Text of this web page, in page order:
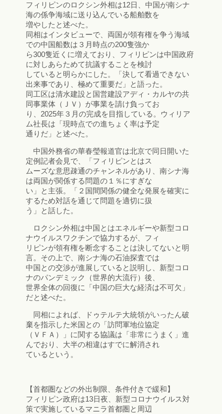
フィリピンのロクシン外相は12日、中国が南シナ
海の係争海域に送り込んでいる船舶数を
増やしたと述べた。
同相はインタビューで、両国が領有権を争う海域
での中国船数は３月時点の200隻強か
ら300隻近くに増えており、フィリピンは中国政府
に対しあらためて抗議することを検討
していると明らかにした。「決して看過できない
出来事であり、極めて重要だ」と語った。
同工区は清水建設と国営建設アディ・カルヤの共
同事業体（ＪＶ）が事業を請け負ってお
り、2025年３月の完成を目指している。ウィリア
ム社長は「現時点での進ちょく率は予定
通りだ」と述べた。
中国外務省の華春瑩報道官は北京で同日開いた
定例記者会見で、「フィリピンとはス
ムーズな意思疎通のチャンネルがあり、南シナ海
は両国が関係する問題の１％にすぎな
い」と主張。「２国間関係の健全な発展を確実に
するため対話を通じて問題を適切に扱
う」と話した。
ロクシン外相は中国とはエネルギーや新型コロ
ナウイルスワクチンで協力するが、フィ
リピンが領有権を断念することは決してないと明
言。その上で、南シナ海の石油探査では
中国との交渉が進展していると説明し、新型コロ
ナのパンデミック（世界的大流行）後、
世界全体の回復に「中国の巨大な経済は不可欠」
だと述べた。
同相によれば、ドゥテルテ大統領がいったん破
棄を指示した米国との「訪問軍地位協定
（ＶＦＡ）」に関する協議は「非常にうまく」進
んでおり、大半の相違はすでに解消され
ているという。
【首都圏などの外出制限、条件付きで緩和】
フィリピン政府は13日夜、新型コロナウイルス対
策で実施しているマニラ首都圏と周辺